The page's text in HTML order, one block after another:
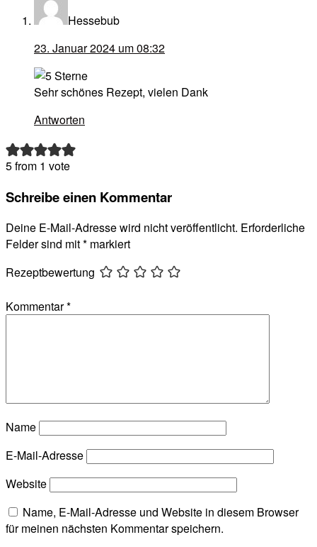
Hessebub
23. Januar 2024 um 08:32
Sehr schönes Rezept, vielen Dank
Antworten
5 from 1 vote
Schreibe einen Kommentar
Deine E-Mail-Adresse wird nicht veröffentlicht. Erforderliche
Felder sind mit* markiert
Rezeptbewertung
Kommentar*
Name
E-Mail-Adresse
Website
Name, E-Mail-Adresse und Website in diesem Browser
für meinen nächsten Kommentar speichern.